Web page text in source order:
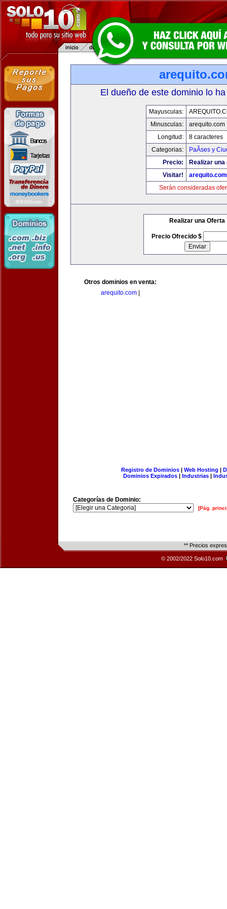
El dueño de este dominio lo
Mayusculas:
Minusculas:
arequito.com
Longitud:
8 caracteres
Categorias:
PaÃ­ses y
Precio:
Realizar
Visitar!
arequito.com
Serán consideradas
Realizar una Oferta
Precio Ofrecido $
Otros dominios en venta:
arequito.com
Registro de Dominios| Web Hosting |
Dominios Expirados | Industrias |
Categorías de Dominio:
[Pág.
** Precios
© 2002/2022 Solo10.com